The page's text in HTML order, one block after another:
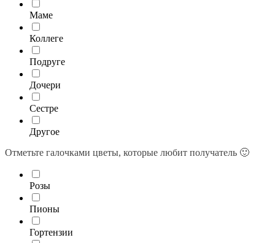
Маме
Коллеге
Подруге
Дочери
Сестре
Другое
Отметьте галочками цветы, которые любит получатель 🙂
Розы
Пионы
Гортензии